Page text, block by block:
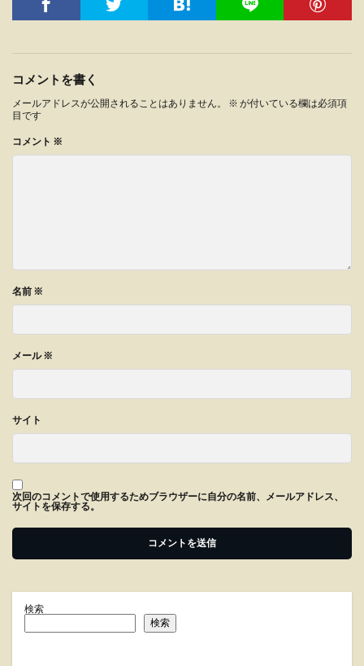
コメントを書く
メールアドレスが公開されることはありません。 ※ が付いている欄は必須項
目です
コメント ※
名前 ※
メール※
サイト
次回のコメントで使用するためブラウザーに自分の名前、メールアドレス、
サイトを保存する。
検索
検索